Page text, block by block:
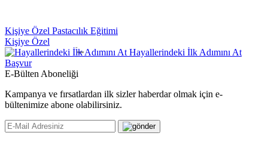
Kişiye Özel Pastacılık Eğitimi
Kişiye Özel
Hayallerindeki İlk Adımını At
Başvur
E-Bülten Aboneliği
Kampanya ve fırsatlardan ilk sizler haberdar olmak için e-
bültenimize abone olabilirsiniz.